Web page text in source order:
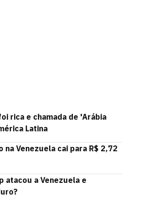
rica e chamada de 'Arábia
Latina
na Venezuela cai para R$ 2,72
atacou a Venezuela e